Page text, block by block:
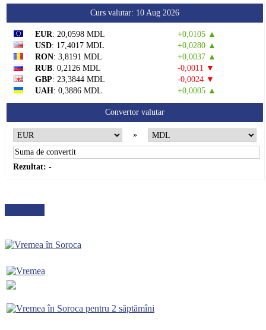
Curs valutar: 10 Aug 2026
EUR: 20,0598 MDL
+0,0105 ▲
USD: 17,4017 MDL
+0,0280 ▲
RON: 3,8191 MDL
+0,0037 ▲
RUB: 0,2126 MDL
-0,0011 ▼
GBP: 23,3844 MDL
-0,0024 ▼
UAH: 0,3886 MDL +0,0005 ▲
Convertor valutar
»
Rezultat: -